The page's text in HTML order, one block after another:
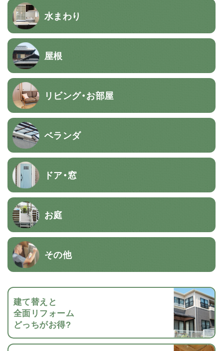
水まわり
屋根
リビング・お部屋
ベランダ
ドア・窓
お庭
その他
建て替えと
全面リフォーム
どっちがお得?